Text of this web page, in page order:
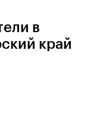
в
край